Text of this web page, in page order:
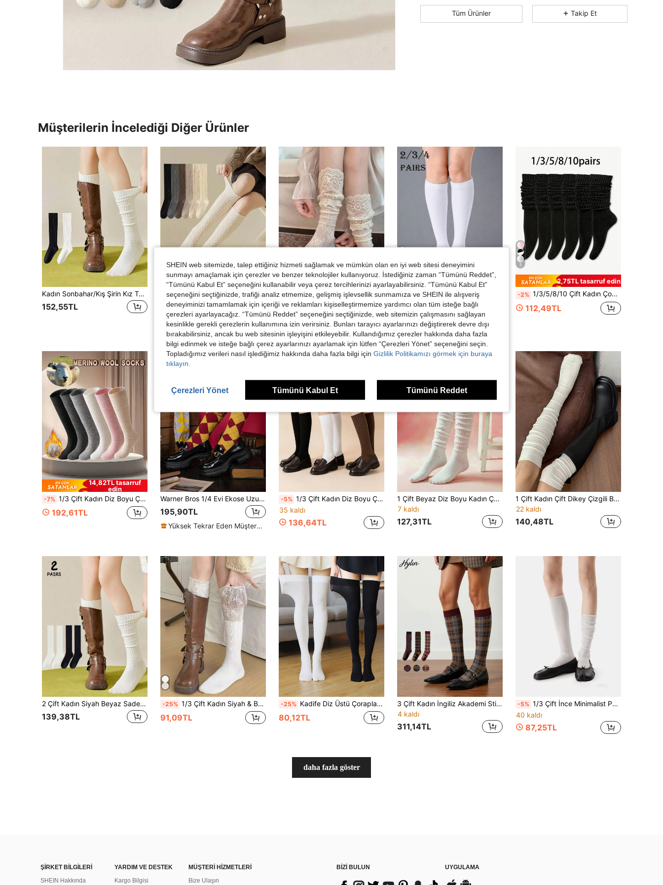
4,82 18 1.2K
Tüm Ürünler Takip Et
Müşterilerin İncelediği Diğer Ürünler
Kadın Sonbahar/Kış Şirin Kız Tarzı Diz Üstü Çorap, Düz Renk Temel Siyah & Beyaz, Diz Boyu Botlar/Ayakkabılar İçin Uygun, Salaş Bir Hava Yaratan Temel Dış Giyim Ürünü, Sıcak Çoraplar
152,55TL
1/3 Çift Yün Baldır Çorabı, Etekler İçin Örgü Desenli Uzun Tüp Çorap, Kızlar İçin Japon JK Stili Yüksek Konçlu Uzun Çorap
150,36TL
8,23TL tasarruf
edin
-5% Bahar ve Yaz İçin İnce Dantelli Çorap Çifti, Kadın Düz Renk Fırfırlı Uzun Çorap, Japon Tarzı Baldır Boy Büzgülü Çorap
34 kaldı
142,68TL
2,74TL tasarruf edin
-1% 2/3/4 Çift Kadın Diz Üstü Uzun Çorap, Dış Mekan Spor Çorabı, Günlük Uzun Çorap, Dış Mekan Spor/Günlük Kullanım İçin Uygun, Rahat Çorap
210,72TL
5
2,75TL tasarruf edin
-2% 1/3/5/8/10 Çift Kadın Çok Renkli Moda Kabarcık Atkı Çorap, Rahat, Klasik, Avrupa Stili, Diz Boyu, Günlük Dar Orta Baldir Çorap, Unisex, Kadın Çorabı, Erkek Arkadaş Hediyesi, Bahar Gezisi, Kamp, Atıcılık, Sevgililer Günü, Noel Hediyesi, Kış Şıklığı, Zarif Romantik
112,49TL
14,82TL tasarruf
edin
-7% 1/3 Çift Kadın Diz Boyu Çorap, Yün Baldır Çorabı, Sonbahar/Kış Termal Astarlı Kalın Sıcak Beyaz Uzun Çorap, JK Eteklerle Günlük Kullanıma Uygun
192,61TL
Warner Bros 1/4 Evi Ekose Uzun Çoraplar, İngiliz Tarzı Öğrenci Diz Üstü Çoraplar, Erkek/Kız Arkadaş İçin Hediye, Parti, Rahat Çoraplar
195,90TL
Yüksek Tekrar Eden Müşteriler
-5% 1/3 Çift Kadın Diz Boyu Çorap, Düz Renk Çok Yönlü Seri, Siyah, Beyaz, Maillard Renk Paleti, Sonbahar/Kış Stili, Preppy, Okula Dönüş Sezonu ve Diğer Tatiller İçin Uygun
35 kaldı
136,64TL
1 Çift Beyaz Diz Boyu Kadın Çorabı, Günlük Kullanım
7 kaldı
127,31TL
1 Çift Kadın Çift Dikey Çizgili Bol Diz Üstü Çorap, Çift İğne Örme Sıcak ve Rahat Orta Baldır Çorabı, Botlarla Kombinlenerek Bacak Boyunu Uzatan, JK Y2K Stili Günlük Çok Yönlü Tatil Havası Kombini
22 kaldı
140,48TL
2 Çift Kadın Siyah Beyaz Sade İnce Baldır Çorap Seti, Günlük Kullanım İçin Sıcak Uzun Çoraplar, Deri Ayakkabılar, Festival Hediyesi. Noel Hediyesi
139,38TL
-25% 1/3 Çift Kadın Siyah & Beyaz Dantel Yama Desenli Diz Üstü Çorap, Uzun Botlarla Kombinlemek İçin Vintage Stil, Benzersiz Isıtıcı Noel Hediyesi, Temel
91,09TL
-25% Kadife Diz Üstü Çoraplar, İnceltici Orta Boy Çoraplar, Dekoratif Diz Üstü Çoraplar, Açık Hava Diz Üstü Çoraplar, JK Okul Kızı Stili Çoraplar, Spor Çorapları, Tüm Yıl Boyunca Günlük Kullanıma Uygun
80,12TL
3 Çift Kadın İngiliz Akademi Stili Diz Altı Çorap, Çizgili Ekose Baskılı Vintage Baldır Çorabı, Yumuşak Rahat Çok Amaçlı, Sonbahar ve Kış İçin Uygun
4 kaldı
311,14TL
-5% 1/3 Çift İnce Minimalist Parmak Ayırıcı Rulo Manşetli Bilek Çorabı, İlkbahar/Yaz
40 kaldı
87,25TL
daha fazla göster
ŞİRKET BİLGİLERİ
SHEIN Hakkında
YARDIM VE DESTEK
Kargo Bilgisi
MÜŞTERİ HİZMETLERİ
Bize Ulaşın
BİZİ BULUN UYGULAMA
SHEIN web sitemizde, talep ettiğiniz hizmeti sağlamak ve mümkün olan en iyi web sitesi deneyimini
sunmayı amaçlamak için çerezler ve benzer teknolojiler kullanıyoruz. İstediğiniz zaman “Tümünü Reddet”,
“Tümünü Kabul Et” seçeneğini kullanabilir veya çerez tercihlerinizi ayarlayabilirsiniz. “Tümünü Kabul Et”
seçeneğini seçtiğinizde, trafiği analiz etmemize, gelişmiş işlevsellik sunmamıza ve SHEIN ile alışveriş
deneyiminizi tamamlamak için içeriği ve reklamları kişiselleştirmemize yardımcı olan tüm isteğe bağlı
çerezleri ayarlayacağız. “Tümünü Reddet” seçeneğini seçtiğinizde, web sitemizin çalışmasını sağlayan
kesinlikle gerekli çerezlerin kullanımına izin verirsiniz. Bunları tarayıcı ayarlarınızı değiştirerek devre dışı
bırakabilirsiniz, ancak bu web sitesinin işleyişini etkileyebilir. Kullandığımız çerezler hakkında daha fazla
bilgi edinmek ve isteğe bağlı çerez ayarlarınızı ayarlamak için lütfen “Çerezleri Yönet” seçeneğini seçin.
Topladığımız verileri nasıl işlediğimiz hakkında daha fazla bilgi için Gizlilik Politikamızı görmek için buraya
tıklayın.
Çerezleri Yönet Tümünü Kabul Et Tümünü Reddet